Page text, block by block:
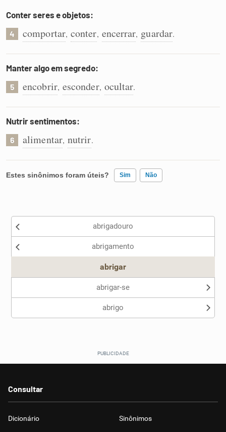
Conter seres e objetos:
4 comportar, conter, encerrar, guardar.
Manter algo em segredo:
5 encobrir, esconder, ocultar.
Nutrir sentimentos:
6 alimentar, nutrir.
Estes sinônimos foram úteis? Sim Não
Nenhum dos sinônimos apresentados me ajudou
abrigadouro
abrigamento
abrigar
abrigar-se
abrigo
Consultar
Dicionário Sinônimos